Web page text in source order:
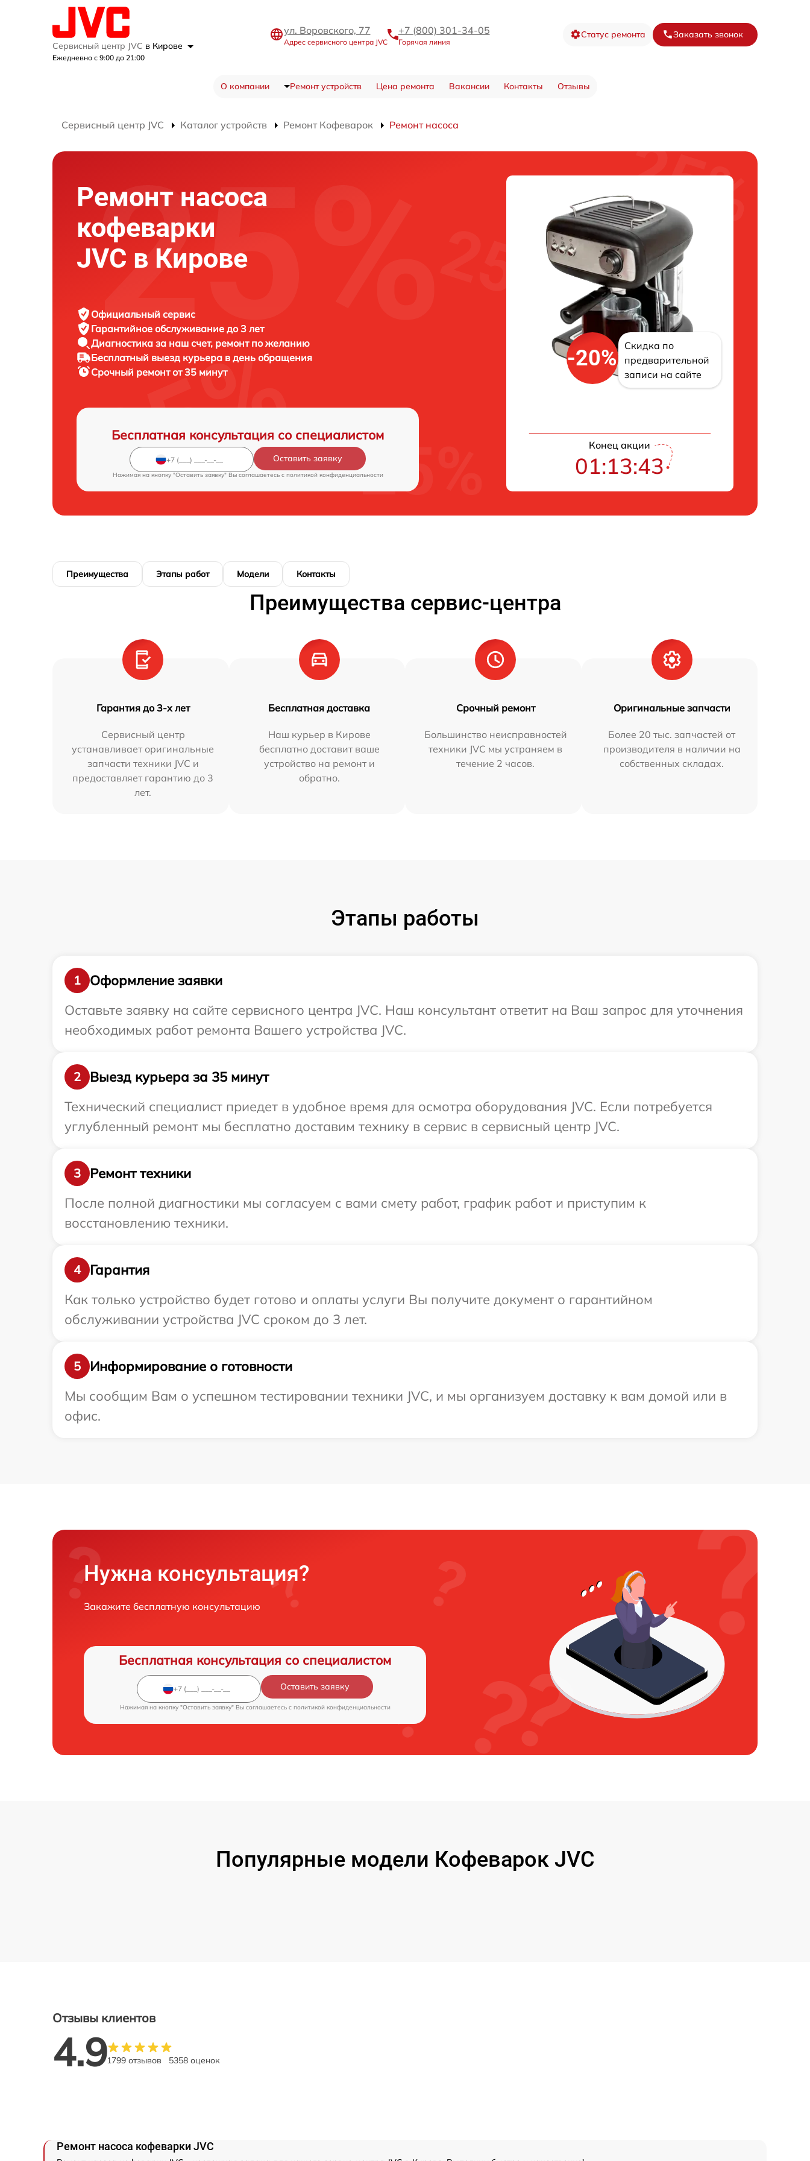
Сервисный центр JVC в Кирове
Ежедневно с 9:00 до 21:00
ул. Воровского, 77
Адрес сервисного центра JVC
+7 (800) 301-34-05
Горячая линия
Статус ремонта Заказать звонок
О компании Ремонт устройств Цена ремонта Вакансии Контакты Отзывы
Сервисный центр JVC Каталог устройств Ремонт Кофеварок Ремонт насоса
Ремонт насоса
кофеварки
JVC в Кирове
Официальный сервис
Гарантийное обслуживание до 3 лет
Диагностика за наш счет, ремонт по желанию
Бесплатный выезд курьера в день обращения
Срочный ремонтот 35 минут
Бесплатная консультация со специалистом
Оставить заявку
Нажимая на кнопку "Оставить заявку" Вы соглашаетесь c политикой конфиденциальности
-20%
Скидка по
предварительной
записи на сайте
Конец акции
01:13:42
Преимущества Этапы работ Модели Контакты
Преимущества сервис-центра
Гарантия до 3-х лет
Сервисный центр
устанавливает оригинальные
запчасти техники JVC и
предоставляет гарантию до 3
лет.
Бесплатная доставка
Наш курьер в Кирове
бесплатно доставит ваше
устройство на ремонт и
обратно.
Срочный ремонт
Большинство неисправностей
техники JVC мы устраняем в
течение 2 часов.
Оригинальные запчасти
Более 20 тыс. запчастей от
производителя в наличии на
собственных складах.
Этапы работы
1
Оформление заявки
Оставьте заявку на сайте сервисного центра JVC. Наш консультант ответит на Ваш запрос для уточнения
необходимых работ ремонта Вашего устройства JVC.
2
Выезд курьера за 35 минут
Технический специалист приедет в удобное время для осмотра оборудования JVC. Если потребуется
углубленный ремонт мы бесплатно доставим технику в сервис в сервисный центр JVC.
3
Ремонт техники
После полной диагностики мы согласуем с вами смету работ, график работ и приступим к
восстановлению техники.
4
Гарантия
Как только устройство будет готово и оплаты услуги Вы получите документ о гарантийном
обслуживании устройства JVC сроком до 3 лет.
5
Информирование о готовности
Мы сообщим Вам о успешном тестировании техники JVC, и мы организуем доставку к вам домой или в
офис.
Нужна консультация?
Закажите бесплатную консультацию
Бесплатная консультация со специалистом
Оставить заявку
Нажимая на кнопку "Оставить заявку" Вы соглашаетесь c политикой конфиденциальности
Популярные модели Кофеварок JVC
Отзывы клиентов
4.91799 отзывов 5358 оценок
Ремонт насоса кофеварки JVC